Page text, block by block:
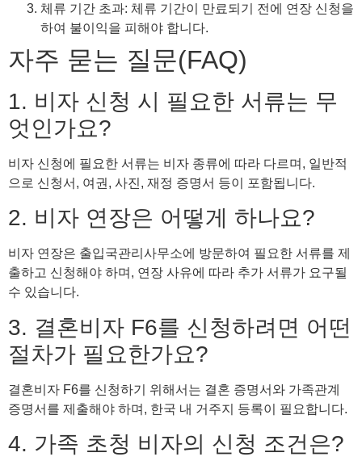
체류 기간 초과: 체류 기간이 만료되기 전에 연장 신청을
하여 불이익을 피해야 합니다.
자주 묻는 질문(FAQ)
1. 비자 신청 시 필요한 서류는 무
엇인가요?
비자 신청에 필요한 서류는 비자 종류에 따라 다르며, 일반적
으로 신청서, 여권, 사진, 재정 증명서 등이 포함됩니다.
2. 비자 연장은 어떻게 하나요?
비자 연장은 출입국관리사무소에 방문하여 필요한 서류를 제
출하고 신청해야 하며, 연장 사유에 따라 추가 서류가 요구될
수 있습니다.
3. 결혼비자 F6를 신청하려면 어떤
절차가 필요한가요?
결혼비자 F6를 신청하기 위해서는 결혼 증명서와 가족관계
증명서를 제출해야 하며, 한국 내 거주지 등록이 필요합니다.
4. 가족 초청 비자의 신청 조건은?